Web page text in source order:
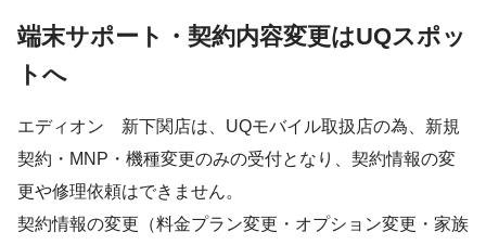
端末サポート・契約内容変更はUQスポッ
トへ
エディオン 新下関店は、UQモバイル取扱店の為、新規
契約・MNP・機種変更のみの受付となり、契約情報の変
更や修理依頼はできません。
契約情報の変更（料金プラン変更・オプション変更・家族